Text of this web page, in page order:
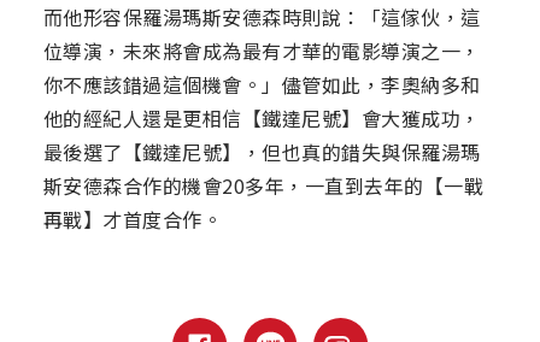
而他形容保羅湯瑪斯安德森時則說：「這傢伙，這
位導演，未來將會成為最有才華的電影導演之一，
你不應該錯過這個機會。」儘管如此，李奧納多和
他的經紀人還是更相信【鐵達尼號】會大獲成功，
最後選了【鐵達尼號】，但也真的錯失與保羅湯瑪
斯安德森合作的機會20多年，一直到去年的【一戰
再戰】才首度合作。